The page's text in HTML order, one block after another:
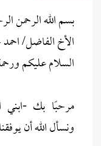
بسم الله الرحمن
الأخ الفاضل/
السلام عليكم
مرحبًا بك -ابني
ونسأل الله أن